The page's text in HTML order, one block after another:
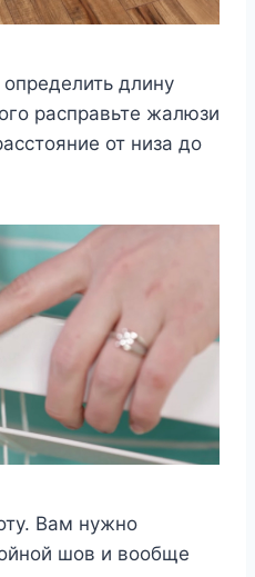
длину
расправьте жалюзи
от низа до
Вам нужно
шов и вообще